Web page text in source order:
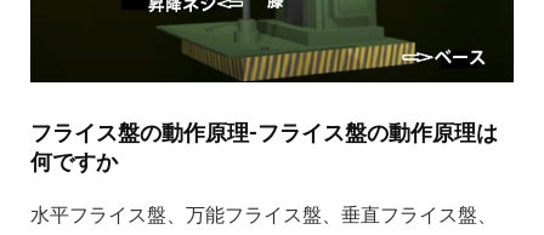
フライス盤の動作原理-フライス盤の動作原理は
何ですか
水平フライス盤、万能フライス盤、垂直フライス盤、